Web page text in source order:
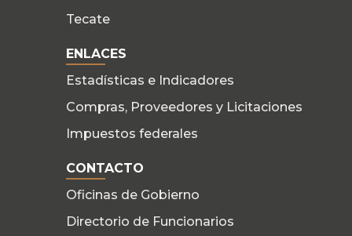
Tecate
ENLACES
Estadísticas e Indicadores
Compras, Proveedores y Licitaciones
Impuestos federales
CONTACTO
Oficinas de Gobierno
Directorio de Funcionarios